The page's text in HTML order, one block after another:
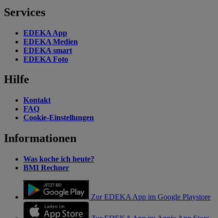
Services
EDEKA App
EDEKA Medien
EDEKA smart
EDEKA Foto
Hilfe
Kontakt
FAQ
Cookie-Einstellungen
Informationen
Was koche ich heute?
BMI Rechner
Zur EDEKA App im Google Playstore